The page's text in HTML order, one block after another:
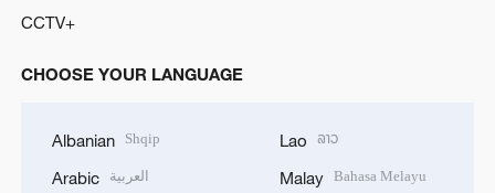
CCTV+
CHOOSE YOUR LANGUAGE
Albanian Shqip
Arabic العربية
Lao ລາວ
Malay Bahasa Melayu